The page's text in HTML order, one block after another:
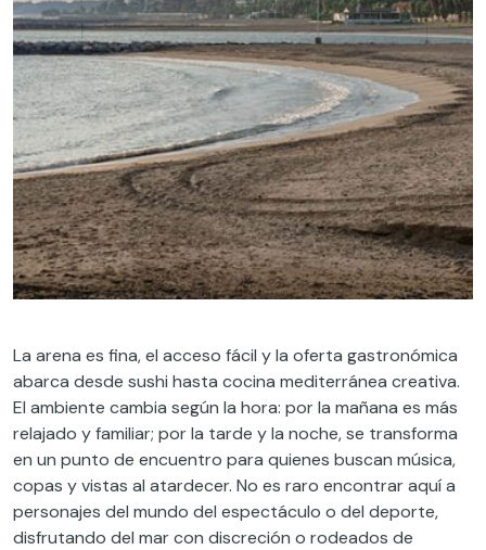
La arena es fina, el acceso fácil y la oferta gastronómica
abarca desde sushi hasta cocina mediterránea creativa.
El ambiente cambia según la hora: por la mañana es más
relajado y familiar; por la tarde y la noche, se transforma
en un punto de encuentro para quienes buscan música,
copas y vistas al atardecer. No es raro encontrar aquí a
personajes del mundo del espectáculo o del deporte,
disfrutando del mar con discreción o rodeados de